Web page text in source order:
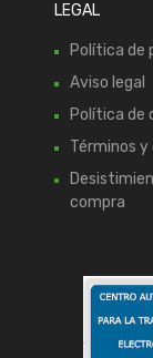
LEGAL
Política de
Aviso legal
Política de
Términos
compra